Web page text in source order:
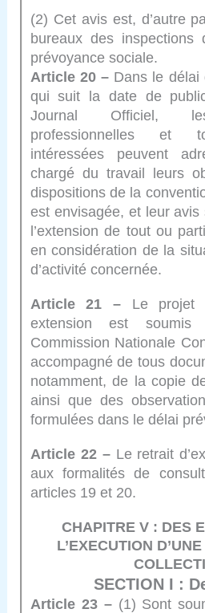
(2) Cet avis est, d’autre
bureaux des
prévoyance sociale.
Article 20 – Dans le délai
qui suit la date de
Journal Officiel,
professionnelles et
intéressées peuvent
chargé du travail leurs
dispositions de la
est envisagée, et leur avis
l’extension de tout ou
en considération de la
d’activité concernée.
Article 21 –Le projet
extension est
Commission Nationale
accompagné de tous
notamment, de la copie
ainsi que des
formulées dans le délai
Article 22 –Le retrait
aux formalités de
articles 19 et 20.
CHAPITRE V : DES
L’EXECUTION
SECTION I :
Article 23 –(1) Sont